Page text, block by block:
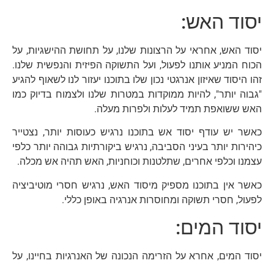
יסוד האש:
יסוד האש, אחראי על הרצונות שלנו, על תחושת ההישגיות, על
הכוח המניע אותנו לפעול, ועל התשוקה הפיזית והנפשית שלנו.
זהו היסוד שאיזון אנרגטי נכון שלו בתוכנו יעזור לנו לשאוף להגיע
"גבוה יותר", להיות ממוקדות במטרות שלנו ולצמוח בדיוק כמו
האש ששואפת תמיד לעלות ולפרות מעלה.
כאשר יש עודף יסוד אש בתוכנו נרגיש כעוסות יותר, נצטייר
כיהירות יותר בעיני הסביבה, נרגיש ביקורתיות גבוהה יותר כלפי
עצמנו וכלפי אחרים, שתלטנות וכוחניות, האש תהיה אש מכלה.
כאשר אין בתוכנו מספיק מיסוד האש, נרגיש חסרי מוטיביציה
לפעול, חסרי תשוקה ומחוסרות אנרגיה באופן כללי.
יסוד המים:
יסוד המים, אחרא על הזרימה הנכונה של האנרגיות בחיינו, על